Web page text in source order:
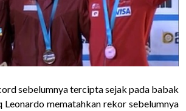
sebelumnya tercipta sejak pada babak
Leonardo mematahkan rekor sebelumnya